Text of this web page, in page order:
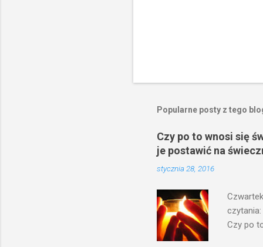
Popularne posty z tego
Czy po to wnosi się
je postawić na
stycznia 28, 2016
czytania:
Czy po